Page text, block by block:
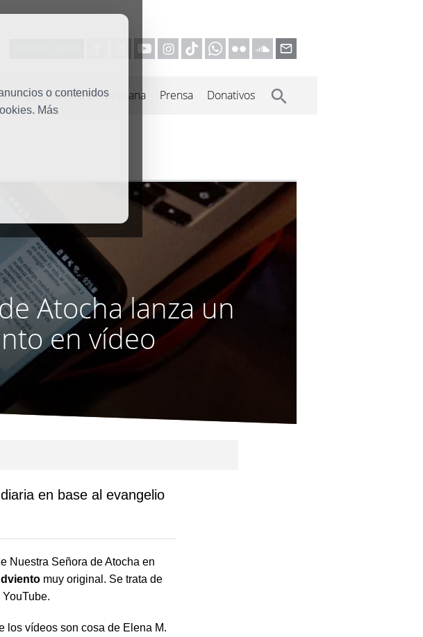
o contenidos
Más
Familia Dominicana Prensa Donativos
Atocha lanza un
en vídeo
en base al evangelio
Nuestra Señora de Atocha en
muy original. Se trata de
los vídeos son cosa de Elena M.